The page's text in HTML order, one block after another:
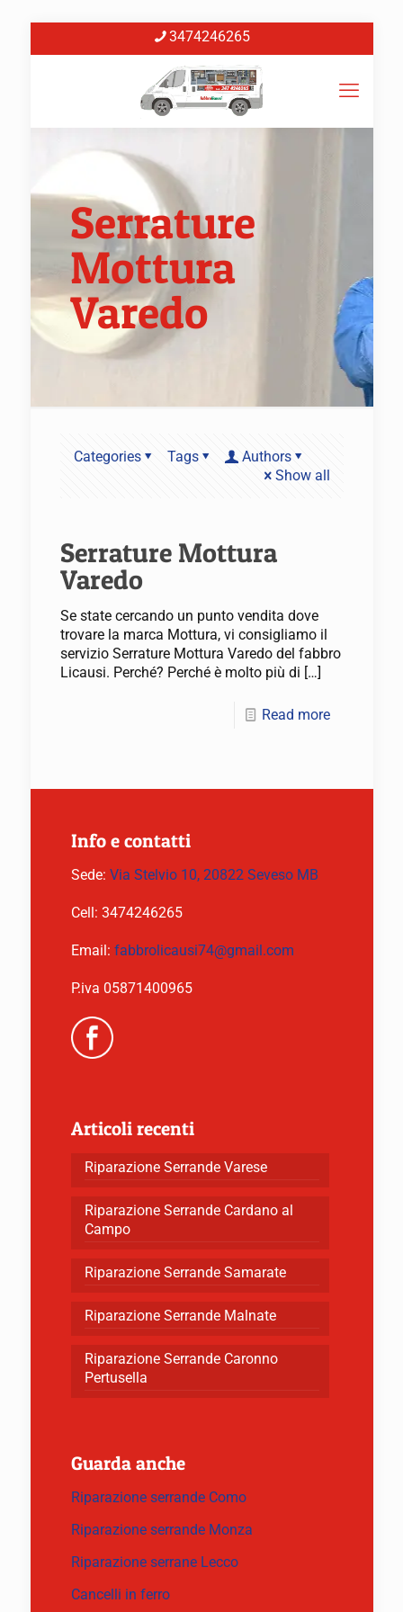
3474246265
Serrature
Mottura
Varedo
Categories Tags
Authors
Show all
Serrature Mottura
Varedo
Se state cercando un punto vendita dove
trovare la marca Mottura, vi consigliamo il
servizio Serrature Mottura Varedo del fabbro
Licausi. Perché? Perché è molto più di […]
Read more
Info e contatti
Sede: Via Stelvio 10, 20822 Seveso MB
Cell: 3474246265
Email: fabbrolicausi74@gmail.com
P.iva 05871400965
Articoli recenti
Riparazione Serrande Varese
Riparazione Serrande Cardano al
Campo
Riparazione Serrande Samarate
Riparazione Serrande Malnate
Riparazione Serrande Caronno
Pertusella
Guarda anche
Riparazione serrande Como
Riparazione serrande Monza
Riparazione serrane Lecco
Cancelli in ferro